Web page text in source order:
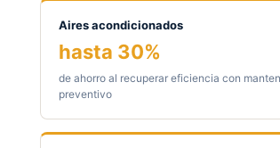
Aires acondicionados
hasta 30%
de ahorro al recuperar eficiencia con
preventivo